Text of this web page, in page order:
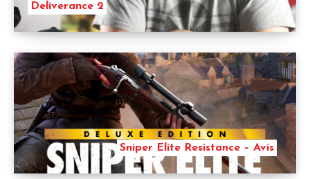
Deliverance 2
Sniper Elite Resistance – Avis